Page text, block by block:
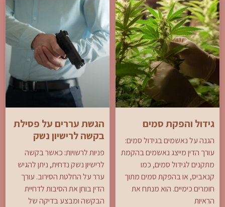
גידול והפקת סמים
הגנה על נאשמים בגידול סמים:
עורך הדין מייצג נאשמים בהקמת
מתקנים לגידול סמים, כמו
קנאביס, או בהפקת סמים מתוך
חומרים כימיים. הוא מנתח את
הראיות
הגשת עררים על פסילת
בקשה לרישיון נשק
פניות לרשויות: כאשר בקשה
לרישיון נשק נדחית, ניתן להגיש
ערר על החלטת הסירוב. עורך
הדין בוחן את הסיבות לדחיית
הבקשה ומבצע בדיקה של